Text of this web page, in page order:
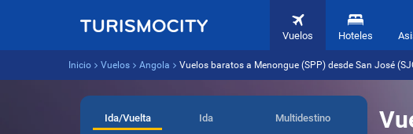
Vuelos Hoteles
Inicio Vuelos Angola Vuelos baratos a Menongue (SPP) desde San José
Ida/Vuelta Ida Multidestino